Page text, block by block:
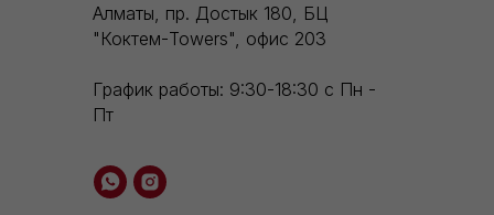
Алматы, пр. Достык 180, БЦ
"Коктем-Towers", офис 203
График работы: 9:30-18:30 с Пн -
Пт